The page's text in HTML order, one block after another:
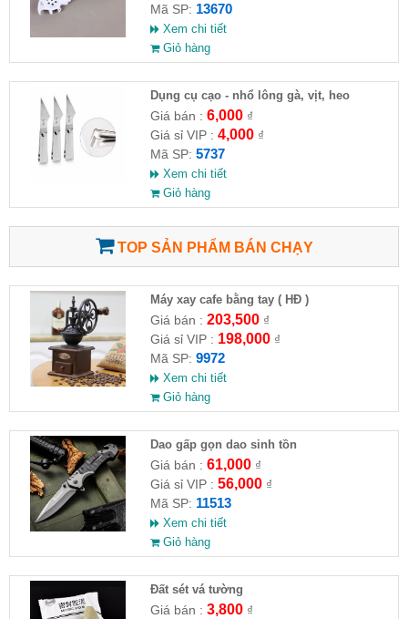
Mã SP: 13670
Xem chi tiết
Giỏ hàng
Dụng cụ cạo - nhổ lông gà, vịt, heo
Giá bán : 6,000₫
Giá sỉ VIP : 4,000₫
Mã SP: 5737
Xem chi tiết
Giỏ hàng
TOP SẢN PHẨM BÁN CHẠY
Máy xay cafe bằng tay ( HĐ )
Giá bán : 203,500₫
Giá sỉ VIP : 198,000₫
Mã SP: 9972
Xem chi tiết
Giỏ hàng
Dao gấp gọn dao sinh tồn
Giá bán : 61,000₫
Giá sỉ VIP : 56,000₫
Mã SP: 11513
Xem chi tiết
Giỏ hàng
Đất sét vá tường
Giá bán : 3,800₫